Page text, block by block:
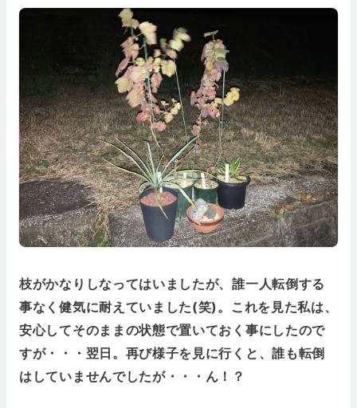
枝がかなりしなってはいましたが、誰一人転倒する
事なく健気に耐えていました(笑)。これを見た私は、
安心してそのままの状態で置いておく事にしたので
すが・・・翌日。再び様子を見に行くと、誰も転倒
はしていませんでしたが・・・ん！？